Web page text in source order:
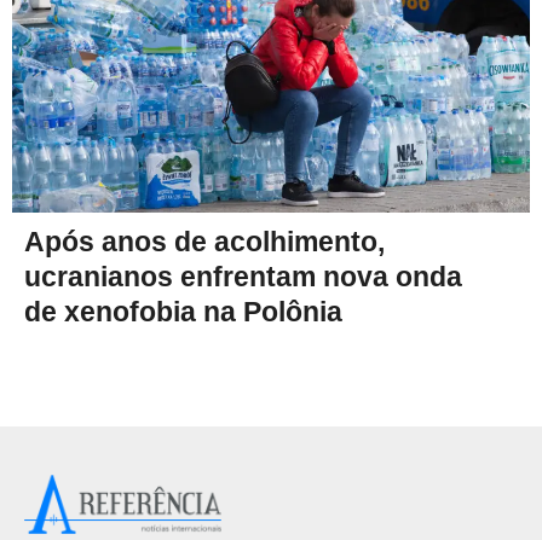
Após anos de acolhimento,
ucranianos enfrentam nova onda
de xenofobia na Polônia